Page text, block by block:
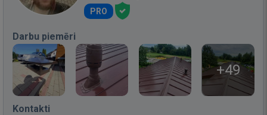
PRO
Darbu piemēri
+49
Kontakti